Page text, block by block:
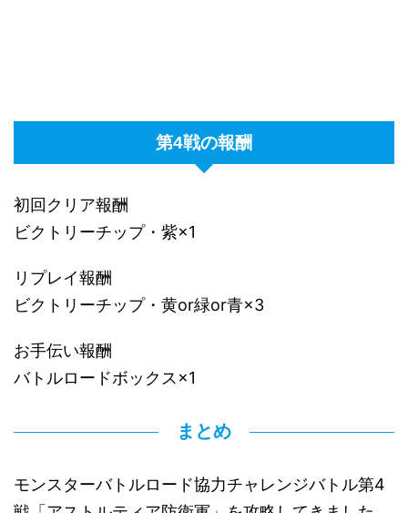
第4戦の報酬
初回クリア報酬
ビクトリーチップ・紫×1
リプレイ報酬
ビクトリーチップ・黄or緑or青×3
お手伝い報酬
バトルロードボックス×1
まとめ
モンスターバトルロード協力チャレンジバトル第4